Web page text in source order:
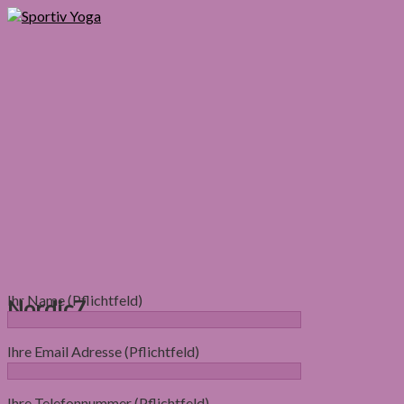
Nordic7
Ihr Name (Pflichtfeld)
Ihre Email Adresse (Pflichtfeld)